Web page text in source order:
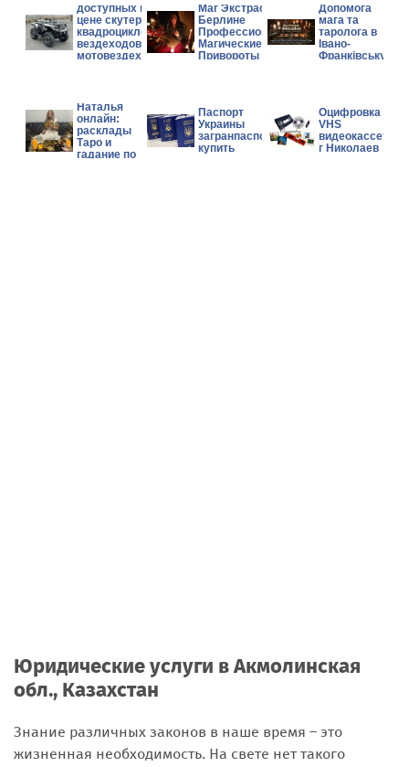
доступных по
цене скутеров,
квадроциклов,
вездеходов и
мотовездеходов
Маг Экстрасенс в
Берлине
Профессиональные
Магические Услуги
Привороты Гадание
Допомога
мага та
таролога в
Івано-
Франківську.
Наталья
онлайн:
расклады
Таро и
гадание по
Паспорт
Украины
загранпаспорт
купить
Оцифровка
VHS
видеокассет
г Николаев
Юридические услуги в Акмолинская
обл., Казахстан
Знание различных законов в наше время – это
жизненная необходимость. На свете нет такого